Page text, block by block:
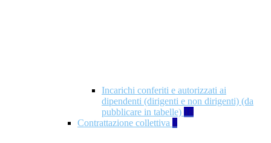
Incarichi conferiti e autorizzati ai
dipendenti (dirigenti e non dirigenti) (da
pubblicare in tabelle) 18
Contrattazione collettiva 2